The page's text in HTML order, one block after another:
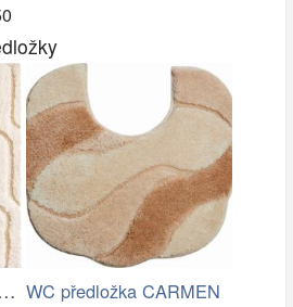
Koupelnová předložka VOGUE WC předložka CARMEN